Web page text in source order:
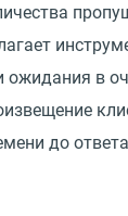
ожидания в
до